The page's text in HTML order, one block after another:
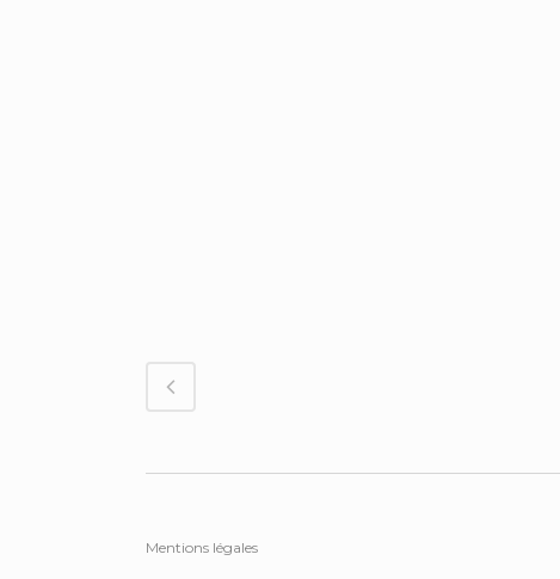
Mentions légales